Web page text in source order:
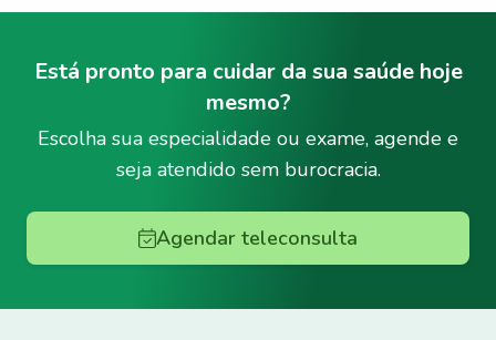
Está pronto para cuidar da sua saúde hoje
mesmo?
Escolha sua especialidade ou exame, agende e
seja atendido sem burocracia.
Agendar teleconsulta